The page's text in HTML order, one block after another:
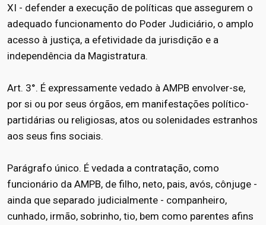
XI - defender a execução de políticas que assegurem o
adequado funcionamento do Poder Judiciário, o amplo
acesso à justiça, a efetividade da jurisdição e a
independência da Magistratura.
Art. 3°. É expressamente vedado à AMPB envolver-se,
por si ou por seus órgãos, em manifestações político-
partidárias ou religiosas, atos ou solenidades estranhos
aos seus fins sociais.
Parágrafo único. É vedada a contratação, como
funcionário da AMPB, de filho, neto, pais, avós, cônjuge -
ainda que separado judicialmente - companheiro,
cunhado, irmão, sobrinho, tio, bem como parentes afins